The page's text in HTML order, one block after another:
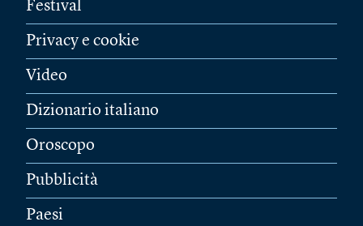
Festival
Privacy e cookie
Video
Dizionario italiano
Oroscopo
Pubblicità
Paesi